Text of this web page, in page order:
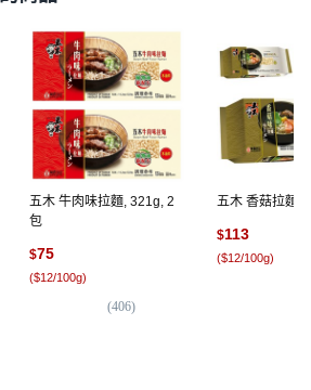
五木 牛肉味拉麵, 321g, 2
包
$75
($12/100g)
(406)
五木 香菇拉麵,
$113
($12/100g)